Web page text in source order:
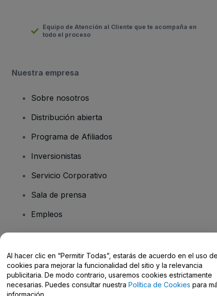
Equipo de Atención al Cliente que te acompaña en
todo el proceso
Nuestra empresa
Sobre nosotros
Distribución abierta
Programa de Afiliados
Inversionistas
Servicio Corporativo
Sala de prensa
Empleos
Centro de Ayuda / Contacto
Al hacer clic en “Permitir Todas”, estarás de acuerdo en el uso
cookies para mejorar la funcionalidad del sitio y la relevancia
publicitaria. De modo contrario, usaremos cookies estrictamente
necesarias. Puedes consultar nuestra Política de Cookies para
información.